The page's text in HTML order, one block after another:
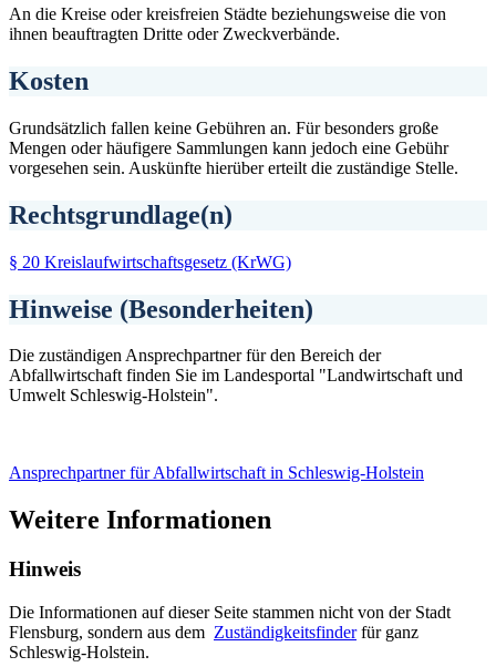
An die Kreise oder kreisfreien Städte beziehungsweise die von
ihnen beauftragten Dritte oder Zweckverbände.
Kosten
Grundsätzlich fallen keine Gebühren an. Für besonders große
Mengen oder häufigere Sammlungen kann jedoch eine Gebühr
vorgesehen sein. Auskünfte hierüber erteilt die zuständige Stelle.
Rechtsgrundlage(n)
§ 20 Kreislaufwirtschaftsgesetz (KrWG)
Hinweise (Besonderheiten)
Die zuständigen Ansprechpartner für den Bereich der
Abfallwirtschaft finden Sie im Landesportal "Landwirtschaft und
Umwelt Schleswig-Holstein".
Ansprechpartner für Abfallwirtschaft in Schleswig-Holstein
Weitere Informationen
Hinweis
Die Informationen auf dieser Seite stammen nicht von der Stadt
Flensburg, sondern aus dem Zuständigkeitsfinderfür ganz
Schleswig-Holstein.